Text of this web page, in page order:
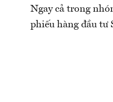
Ngay cả trong
phiếu hàng đầu tư